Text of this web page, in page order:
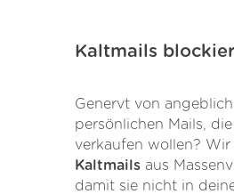
Kaltmails
Genervt von angeblich
persönlichen Mails,
verkaufen wollen? Wir
Kaltmails aus
damit sie nicht in